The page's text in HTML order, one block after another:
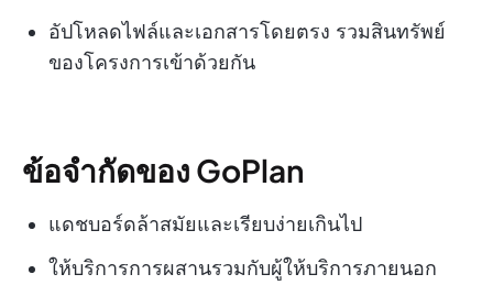
อัปโหลดไฟล์และเอกสารโดยตรง รวมสินทรัพย์
ของโครงการเข้าด้วยกัน
ข้อจำกัดของ GoPlan
แดชบอร์ดล้าสมัยและเรียบง่ายเกินไป
ให้บริการการผสานรวมกับผู้ให้บริการภายนอก